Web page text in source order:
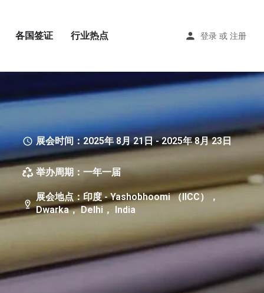
各国签证 行业热点 登录 或 注册
展会时间：2025年 8月 21日 - 2025年 8月 23日
举办周期：一年一届
展会地点：印度 - Yashobhoomi （IICC），
Dwarka， Delhi， India